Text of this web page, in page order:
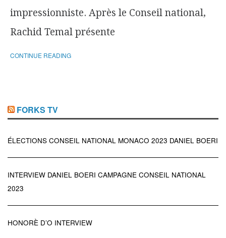
impressionniste. Après le Conseil national,
Rachid Temal présente
CONTINUE READING
FORKS TV
ÉLECTIONS CONSEIL NATIONAL MONACO 2023 DANIEL BOERI
INTERVIEW DANIEL BOERI CAMPAGNE CONSEIL NATIONAL
2023
HONORÈ D’O INTERVIEW